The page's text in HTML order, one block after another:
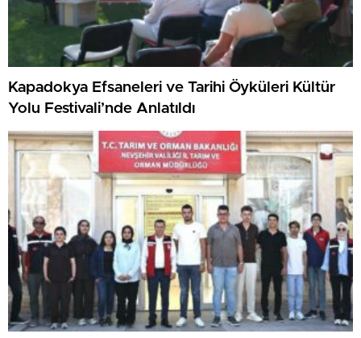
Kapadokya Efsaneleri ve Tarihi Öyküleri Kültür
Yolu Festivali’nde Anlatıldı